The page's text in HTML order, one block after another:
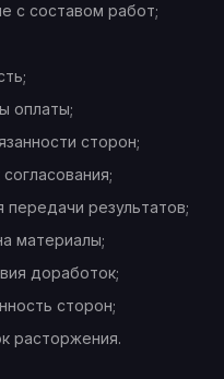
с составом работ;
оплаты;
сторон;
передачи результатов;
материалы;
доработок;
сторон;
расторжения.